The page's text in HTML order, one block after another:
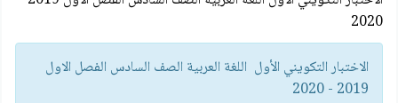
2020
الاختبار التكويني الأول اللغة العربية الصف السادس الفصل الاول
2019 - 2020